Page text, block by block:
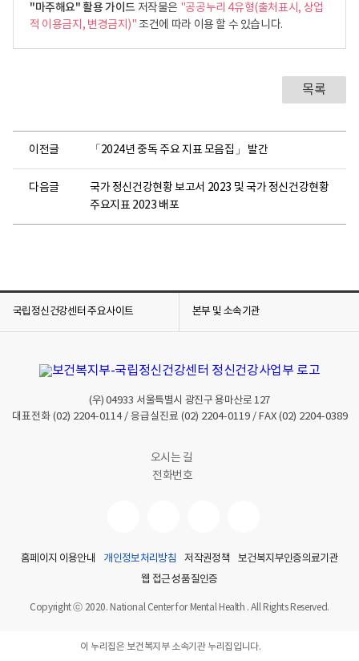
"마주해요" 활용 가이드 저작물은 "공공누리 4유형(출처표시, 상업
적 이용금지, 변경금지)"조건에 따라 이용 할 수 있습니다.
목록
이전글 「2024년 중독 주요 지표 모음집」 발간
다음글
국가 정신건강현황 보고서 2023 및 국가 정신건강현황
주요지표 2023 배포
국립정신건강센터 주요사이트 본부 및 소속기관
(우)04933 서울특별시 광진구 용마산로 127
대표전화 (02) 2204-0114/ 응급실진료 (02) 2204-0119/ FAX (02) 2204-0389
오시는 길
전화번호
홈페이지 이용안내 개인정보처리방침 저작권정책
보건복지부인증의료기관
웹 접근성 품질인증
Copyright ⓒ 2020. National Center for Mental Health . All Rights Reserved.
이 누리집은 보건복지부 소속기관 누리집입니다.